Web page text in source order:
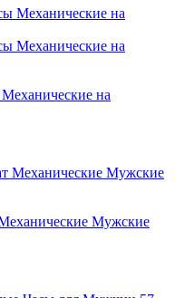
на
Мужские